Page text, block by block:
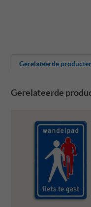
Gerelateerde
Gerelateerde